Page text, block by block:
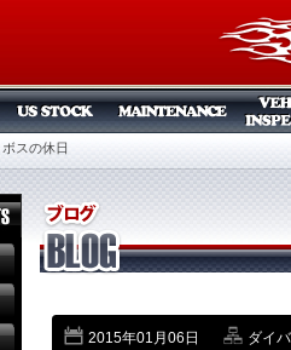
ボスの休日
2015年01月06日 ダイ